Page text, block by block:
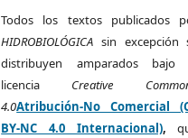
Todos los textos publicados
HIDROBIOLÓGICA sin excepción
distribuyen amparados bajo
licencia Creative
4.0Atribución-No Comercial
BY-NC 4.0 Internacional),